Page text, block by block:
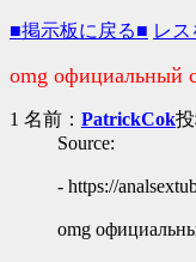
■掲示板に戻る■ レ
omg официальный
1 名前： PatrickCok
Source:
- https://
omg